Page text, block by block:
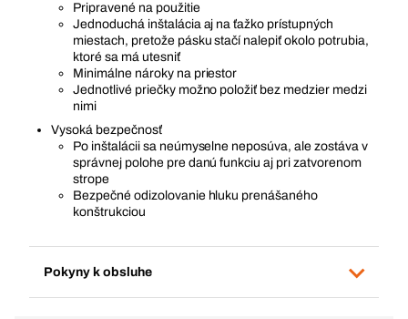
Pripravené na použitie
Jednoduchá inštalácia aj na ťažko prístupných
miestach, pretože pásku stačí nalepiť okolo potrubia,
ktoré sa má utesniť
Minimálne nároky na priestor
Jednotlivé priečky možno položiť bez medzier medzi
nimi
Vysoká bezpečnosť
Po inštalácii sa neúmyselne neposúva, ale zostáva v
správnej polohe pre danú funkciu aj pri zatvorenom
strope
Bezpečné odizolovanie hluku prenášaného
konštrukciou
Pokyny k obsluhe